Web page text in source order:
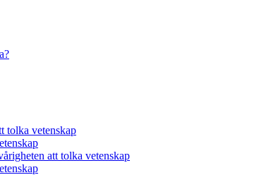
tolka vetenskap
att tolka vetenskap